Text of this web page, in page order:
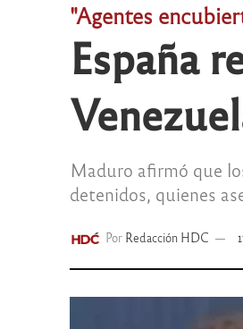
"Agentes
España
Maduro afirmó que
detenidos, quienes
Por Redacción HDC